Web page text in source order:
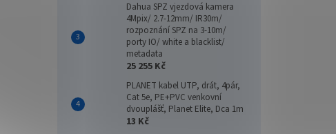
Dahua SPZ vjezdová kamera
4Mpix/ 2.7-12mm/ IR30m/
rozpoznání SPZ na 3-10m/
porty IO/ white a blacklist/
metadata
25 255 Kč
PLANET kabel UTP, drát, 4pár,
Cat 5e, PE+PVC venkovní
dvouplášť, Planet Elite, Dca 1m
13 Kč